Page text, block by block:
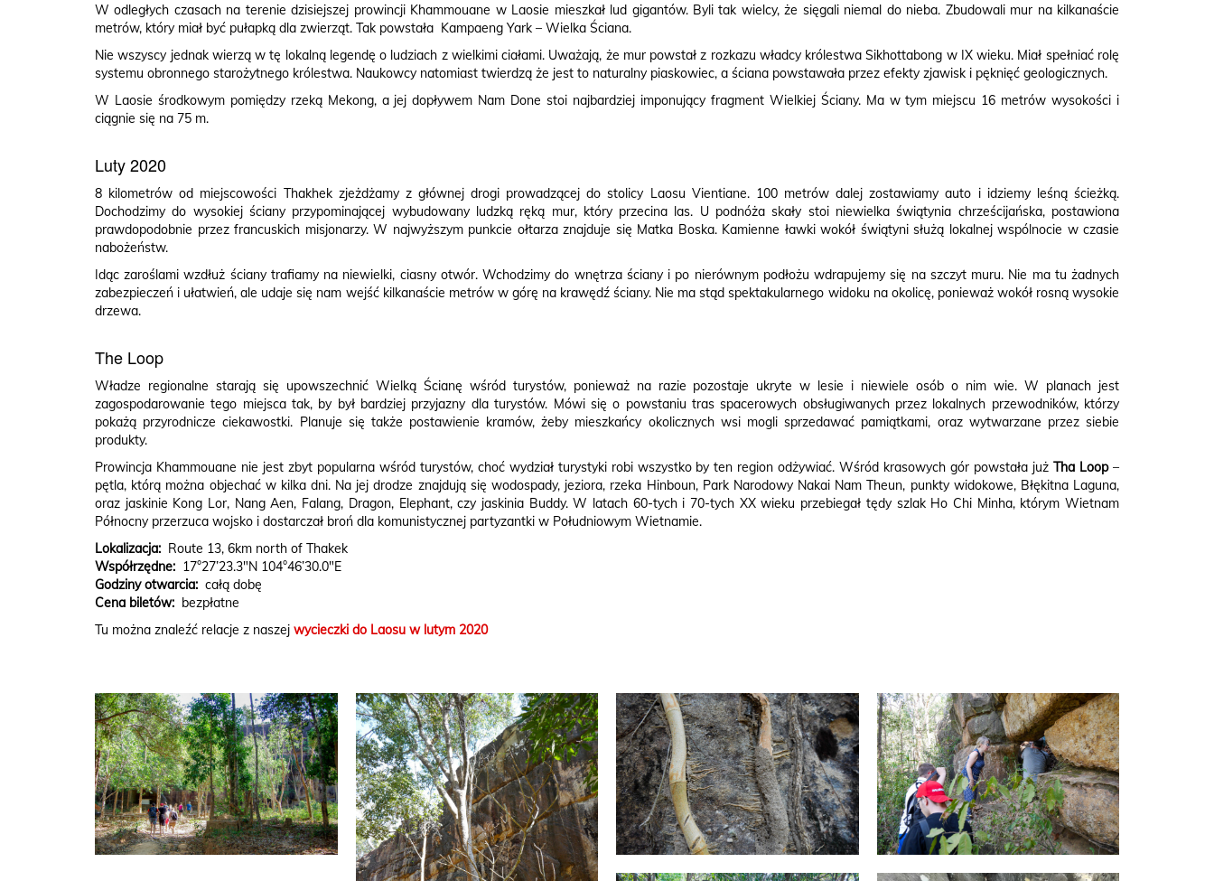
W odległych czasach na terenie dzisiejszej prowincji Khammouane w Laosie mieszkał lud gigantów. Byli tak wielcy, że sięgali niemal do nieba. Zbudowali mur na kilkanaście
metrów, który miał być pułapką dla zwierząt. Tak powstała Kampaeng Yark – Wielka Ściana.
Nie wszyscy jednak wierzą w tę lokalną legendę o ludziach z wielkimi ciałami. Uważają, że mur powstał z rozkazu władcy królestwa Sikhottabong w IX wieku. Miał spełniać rolę
systemu obronnego starożytnego królestwa. Naukowcy natomiast twierdzą że jest to naturalny piaskowiec, a ściana powstawała przez efekty zjawisk i pęknięć geologicznych.
W Laosie środkowym pomiędzy rzeką Mekong, a jej dopływem Nam Done stoi najbardziej imponujący fragment Wielkiej Ściany. Ma w tym miejscu 16 metrów wysokości i
ciągnie się na 75 m.
Luty 2020
8 kilometrów od miejscowości Thakhek zjeżdżamy z głównej drogi prowadzącej do stolicy Laosu Vientiane. 100 metrów dalej zostawiamy auto i idziemy leśną ścieżką.
Dochodzimy do wysokiej ściany przypominającej wybudowany ludzką ręką mur, który przecina las. U podnóża skały stoi niewielka świątynia chrześcijańska, postawiona
prawdopodobnie przez francuskich misjonarzy. W najwyższym punkcie ołtarza znajduje się Matka Boska. Kamienne ławki wokół świątyni służą lokalnej wspólnocie w czasie
nabożeństw.
Idąc zaroślami wzdłuż ściany trafiamy na niewielki, ciasny otwór. Wchodzimy do wnętrza ściany i po nierównym podłożu wdrapujemy się na szczyt muru. Nie ma tu żadnych
zabezpieczeń i ułatwień, ale udaje się nam wejść kilkanaście metrów w górę na krawędź ściany. Nie ma stąd spektakularnego widoku na okolicę, ponieważ wokół rosną wysokie
drzewa.
The Loop
Władze regionalne starają się upowszechnić Wielką Ścianę wśród turystów, ponieważ na razie pozostaje ukryte w lesie i niewiele osób o nim wie. W planach jest
zagospodarowanie tego miejsca tak, by był bardziej przyjazny dla turystów. Mówi się o powstaniu tras spacerowych obsługiwanych przez lokalnych przewodników, którzy
pokażą przyrodnicze ciekawostki. Planuje się także postawienie kramów, żeby mieszkańcy okolicznych wsi mogli sprzedawać pamiątkami, oraz wytwarzane przez siebie
produkty.
Prowincja Khammouane nie jest zbyt popularna wśród turystów, choć wydział turystyki robi wszystko by ten region odżywiać. Wśród krasowych gór powstała jużTha Loop–
pętla, którą można objechać w kilka dni. Na jej drodze znajdują się wodospady, jeziora, rzeka Hinboun, Park Narodowy Nakai Nam Theun, punkty widokowe, Błękitna Laguna,
oraz jaskinie Kong Lor, Nang Aen, Falang, Dragon, Elephant, czy jaskinia Buddy. W latach 60-tych i 70-tych XX wieku przebiegał tędy szlak Ho Chi Minha, którym Wietnam
Północny przerzuca wojsko i dostarczał broń dla komunistycznej partyzantki w Południowym Wietnamie.
Lokalizacja: Route 13, 6km north of Thakek
Współrzędne: 17°27’23.3″N 104°46’30.0″E
Godziny otwarcia: całą dobę
Cena biletów: bezpłatne
Tu można znaleźć relacje z naszej wycieczki do Laosu w lutym 2020